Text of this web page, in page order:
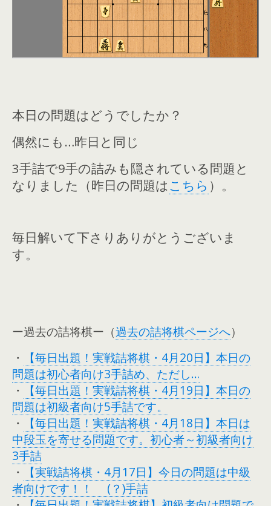
本日の問題はどうでしたか？
偶然にも…昨日と同じ
3手詰で9手の詰みも隠されている問題と
なりました（昨日の問題はこちら ）。
毎日解いて下さりありがとうございま
す。
ー過去の詰将棋ー（過去の詰将棋ページへ）
・
【毎日出題！実戦詰将棋・4月20日】本日の
問題は初心者向け3手詰め、ただし…
・
【毎日出題！実戦詰将棋・4月19日】本日の
問題は初級者向け5手詰です。
・
【毎日出題！実戦詰将棋・4月18日】本日は
中段玉を寄せる問題です。初心者～初級者向け
3手詰
・
【実戦詰将棋・4月17日】今日の問題は中級
者向けです！！ (？)手詰